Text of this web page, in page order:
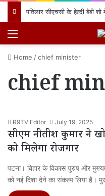
Home /chief minister
chief
R9TV Editor July 19, 2025
सीएम नीतीश कुमार ने
को मिलेगा रोजगार
पटना। बिहार के विकास पुरुष और
को नई दिशा देने का संकल्प लिया है।